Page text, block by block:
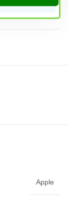
Apple